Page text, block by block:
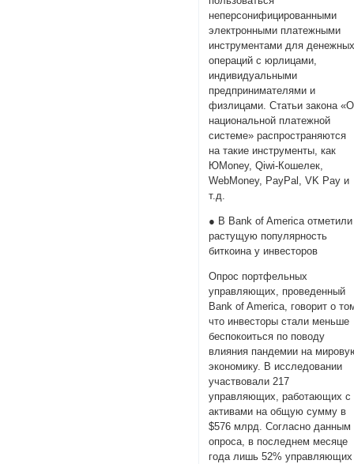
неперсонифицированными
электронными платежными
инструментами для
операций с юрлицами,
индивидуальными
предпринимателями и
физлицами. Статьи закона «О
национальной платежной
системе» распространяются
на такие инструменты, как
ЮMoney, Qiwi-Кошелек,
WebMoney, PayPal, VK Pay и
т.д.
● В Bank of America отметили
растущую популярность
биткоина у инвесторов
Опрос портфельных
управляющих, проведенный
Bank of America, говорит о
что инвесторы стали меньше
беспокоиться по поводу
влияния пандемии на
экономику. В исследовании
участвовали 217
управляющих, работающих с
активами на общую сумму в
$576 млрд. Согласно данным
опроса, в последнем месяце
года лишь 52% управляющих